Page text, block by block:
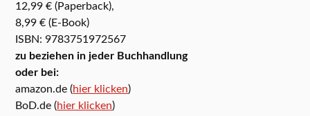
12,99 € (Paperback),
8,99 € (E-Book)
ISBN: 9783751972567
zu beziehen in jeder Buchhandlung
oder bei:
amazon.de (hier klicken)
BoD.de (hier klicken)